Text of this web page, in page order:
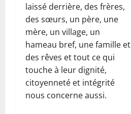
laissé derrière, des frères,
des sœurs, un père, une
mère, un village, un
hameau bref, une famille et
des rêves et tout ce qui
touche à leur dignité,
citoyenneté et intégrité
nous concerne aussi.